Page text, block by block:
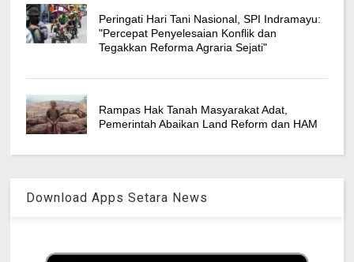
Peringati Hari Tani Nasional, SPI Indramayu:
"Percepat Penyelesaian Konflik dan
Tegakkan Reforma Agraria Sejati"
Rampas Hak Tanah Masyarakat Adat,
Pemerintah Abaikan Land Reform dan HAM
Download Apps Setara News